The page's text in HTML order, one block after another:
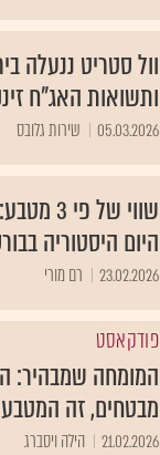
וול סטריט ננעלה
ותשואות האג"ח
05.03.2026 שירות גלובס
שווי
היום היסטוריה
23.02.2026 רם מורי
פודקאסט
המומחה שמבהיר:
מבטחים, זה
21.02.2026 הילה ויסברג